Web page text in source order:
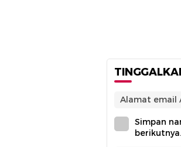
Alamat email
Simpan
berikutnya.